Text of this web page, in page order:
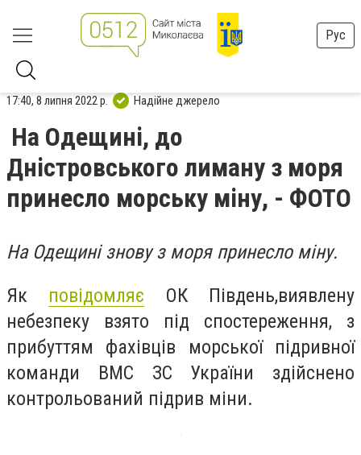
Рус
17:40, 8 липня 2022 р. Надійне джерело
На Одещині, до
Дністровського лиману з моря
принесло морську міну, - ФОТО
На Одещині знову з моря принесло міну.
Як повідомляє ОК Південь,виявлену
небезпеку взято під спостереження, з
прибуттям фахівців морської підривної
команди ВМС ЗС України здійснено
контрольований підрив міни.